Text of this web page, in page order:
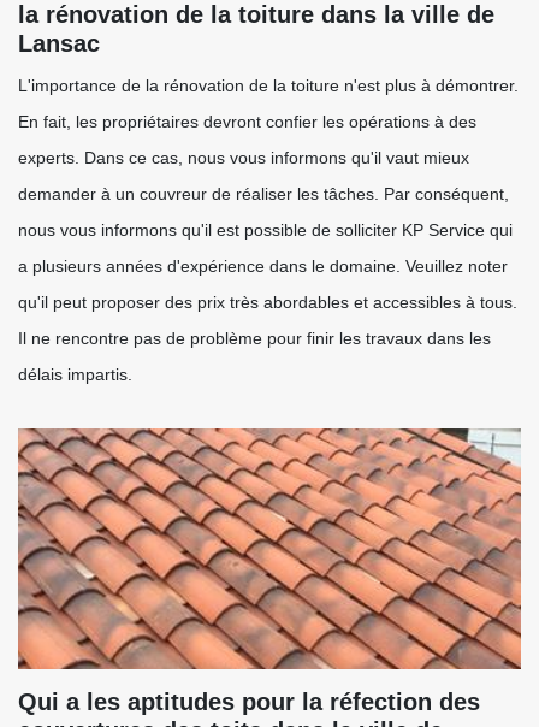
la rénovation de la toiture dans la ville de
Lansac
L'importance de la rénovation de la toiture n'est plus à démontrer.
En fait, les propriétaires devront confier les opérations à des
experts. Dans ce cas, nous vous informons qu'il vaut mieux
demander à un couvreur de réaliser les tâches. Par conséquent,
nous vous informons qu'il est possible de solliciter KP Service qui
a plusieurs années d'expérience dans le domaine. Veuillez noter
qu'il peut proposer des prix très abordables et accessibles à tous.
Il ne rencontre pas de problème pour finir les travaux dans les
délais impartis.
Qui a les aptitudes pour la réfection des